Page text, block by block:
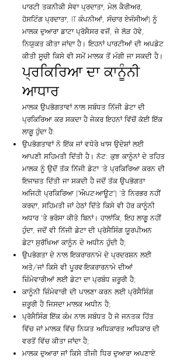
ਪਾਰਟੀ ਤਕਨੀਕੀ ਸੇਵਾ ਪ੍ਰਦਾਤਾ, ਮੇਲ ਕੈਰੀਅਰ,
ਹੋਸਟਿੰਗ ਪ੍ਰਦਾਤਾ, IT ਕੰਪਨੀਆਂ, ਸੰਚਾਰ ਏਜੰਸੀਆਂ) ਨੂੰ
ਮਾਲਕ ਦੁਆਰਾ ਡਾਟਾ ਪ੍ਰੋਸੈਸਰ ਵਜੋਂ, ਜੇ ਲੋੜ ਹੋਵੇ,
ਨਿਯੁਕਤ ਕੀਤਾ ਜਾਂਦਾ ਹੈ। ਇਹਨਾਂ ਪਾਰਟੀਆਂ ਦੀ ਅਪਡੇਟ
ਕੀਤੀ ਸੂਚੀ ਕਿਸੇ ਵੀ ਸਮੇਂ ਮਾਲਕ ਤੋਂ ਮੰਗੀ ਜਾ ਸਕਦੀ ਹੈ।
ਪ੍ਰਕਿਰਿਆ ਦਾ ਕਾਨੂੰਨੀ
ਆਧਾਰ
ਮਾਲਕ ਉਪਭੋਗਤਾਵਾਂ ਨਾਲ ਸਬੰਧਤ ਨਿੱਜੀ ਡੇਟਾ ਦੀ
ਪ੍ਰਕਿਰਿਆ ਕਰ ਸਕਦਾ ਹੈ ਜੇਕਰ ਇਹਨਾਂ ਵਿੱਚੋਂ ਕੋਈ ਇੱਕ
ਲਾਗੂ ਹੁੰਦਾ ਹੈ:
ਉਪਭੋਗਤਾਵਾਂ ਨੇ ਇੱਕ ਜਾਂ ਵਧੇਰੇ ਖਾਸ ਉਦੇਸ਼ਾਂ ਲਈ
ਆਪਣੀ ਸਹਿਮਤੀ ਦਿੱਤੀ ਹੈ। ਨੋਟ: ਕੁਝ ਕਾਨੂੰਨਾਂ ਦੇ ਤਹਿਤ
ਮਾਲਕ ਨੂੰ ਉਦੋਂ ਤੱਕ ਨਿੱਜੀ ਡੇਟਾ 'ਤੇ ਪ੍ਰਕਿਰਿਆ ਕਰਨ ਦੀ
ਇਜਾਜ਼ਤ ਦਿੱਤੀ ਜਾ ਸਕਦੀ ਹੈ ਜਦੋਂ ਤੱਕ ਉਪਭੋਗਤਾ
ਅਜਿਹੀ ਪ੍ਰਕਿਰਿਆ ("ਔਪਟ-ਆਊਟ") 'ਤੇ ਨਿਰਭਰ ਨਹੀਂ
ਕਰਦਾ, ਸਹਿਮਤੀ ਜਾਂ ਹੇਠਾਂ ਦਿੱਤੇ ਕਿਸੇ ਵੀ ਹੋਰ ਕਾਨੂੰਨੀ
ਅਧਾਰ 'ਤੇ ਭਰੋਸਾ ਕੀਤੇ ਬਿਨਾਂ। ਹਾਲਾਂਕਿ, ਇਹ ਲਾਗੂ ਨਹੀਂ
ਹੁੰਦਾ, ਜਦੋਂ ਵੀ ਨਿੱਜੀ ਡੇਟਾ ਦੀ ਪ੍ਰੋਸੈਸਿੰਗ ਯੂਰਪੀਅਨ
ਡੇਟਾ ਸੁਰੱਖਿਆ ਕਾਨੂੰਨ ਦੇ ਅਧੀਨ ਹੁੰਦੀ ਹੈ;
ਉਪਭੋਗਤਾ ਦੇ ਨਾਲ ਇਕਰਾਰਨਾਮੇ ਦੇ ਪ੍ਰਦਰਸ਼ਨ ਲਈ
ਅਤੇ/ਜਾਂ ਕਿਸੇ ਵੀ ਪੂਰਵ-ਇਕਰਾਰਨਾਮੇ ਦੀਆਂ
ਜ਼ਿੰਮੇਵਾਰੀਆਂ ਲਈ ਡੇਟਾ ਦਾ ਪ੍ਰਬੰਧ ਜ਼ਰੂਰੀ ਹੈ;
ਕਾਨੂੰਨੀ ਜ਼ਿੰਮੇਵਾਰੀ ਦੀ ਪਾਲਣਾ ਕਰਨ ਲਈ ਪ੍ਰੋਸੈਸਿੰਗ
ਜ਼ਰੂਰੀ ਹੈ ਜਿਸਦਾ ਮਾਲਕ ਅਧੀਨ ਹੈ;
ਪ੍ਰੋਸੈਸਿੰਗ ਇੱਕ ਕੰਮ ਨਾਲ ਸਬੰਧਤ ਹੈ ਜੋ ਜਨਤਕ ਹਿੱਤ
ਵਿੱਚ ਜਾਂ ਮਾਲਕ ਵਿੱਚ ਨਿਯਤ ਅਧਿਕਾਰਤ ਅਧਿਕਾਰ ਦੀ
ਵਰਤੋਂ ਵਿੱਚ ਕੀਤਾ ਜਾਂਦਾ ਹੈ;
ਮਾਲਕ ਦੁਆਰਾ ਜਾਂ ਕਿਸੇ ਤੀਜੀ ਧਿਰ ਦੁਆਰਾ ਅਪਣਾਏ